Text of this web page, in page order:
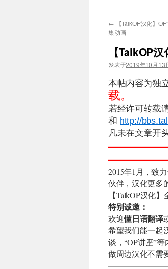
← 【TalkOP汉化】
集动画
【TalkOP
发表于2019年10月13
本帖内容为独
载。
若经许可转载
和 http://
凡未在文章开
2015年1月，致
伙伴，汉化更多
【TalkOP汉化】
特别诚邀：
欢迎懂日语翻译
希望我们能一起
谈，“OP讲座”等
做周边汉化不需